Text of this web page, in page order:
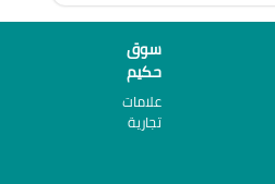
سوق
حكيم
علامات
تجارية